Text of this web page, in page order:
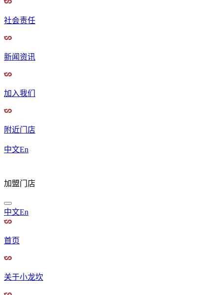
社会责任
新闻资讯
加入我们
附近门店
中文En
加盟门店
中文En
首页
关于小龙坎